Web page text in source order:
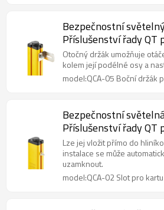
Bezpečnostní
Příslušenství řady QT
držák
Otočný držák umožňuje
kolem její podélné osy a
model:QCA-05 Boční držák
Bezpečnostní
Příslušenství řady
ve tvaru T QCA-02
Lze jej vložit přímo do
instalace se může
uzamknout.
model:QCA-02 Slot pro